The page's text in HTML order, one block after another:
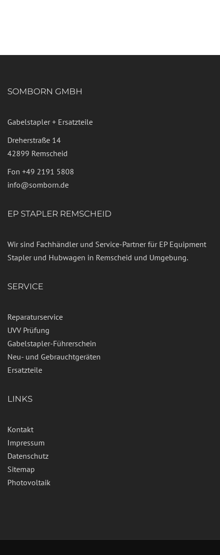
SOMBORN GMBH
Gabelstapler + Ersatzteile
Dreherstraße 14
42899 Remscheid
Fon +49 2191 5808
info@somborn.de
EP STAPLER REMSCHEID
Wir sind Fachhändler und Service-Partner für EP Equipment
Stapler und Hubwagen in Remscheid und Umgebung.
SERVICE
Reparaturservice
UVV Prüfung
Gabelstapler-Führerschein
Neu- und Gebrauchtgeräten
Ersatzteile
LINKS
Kontakt
Impressum
Datenschutz
Sitemap
Photovoltaik